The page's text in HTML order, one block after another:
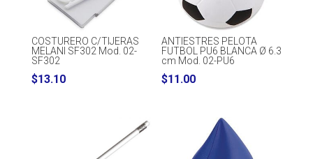
COSTURERO C/TIJERAS
MELANI SF302 Mod. 02-
SF302
$13.10
ANTIESTRES PELOTA
FUTBOL PU6 BLANCA Ø 6.3
cm Mod. 02-PU6
$11.00